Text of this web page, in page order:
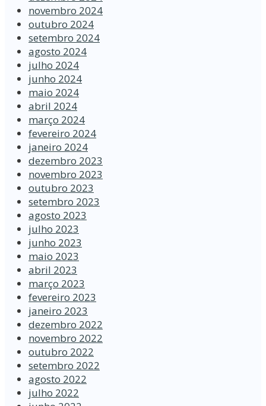
novembro 2024
outubro 2024
setembro 2024
agosto 2024
julho 2024
junho 2024
maio 2024
abril 2024
março 2024
fevereiro 2024
janeiro 2024
dezembro 2023
novembro 2023
outubro 2023
setembro 2023
agosto 2023
julho 2023
junho 2023
maio 2023
abril 2023
março 2023
fevereiro 2023
janeiro 2023
dezembro 2022
novembro 2022
outubro 2022
setembro 2022
agosto 2022
julho 2022